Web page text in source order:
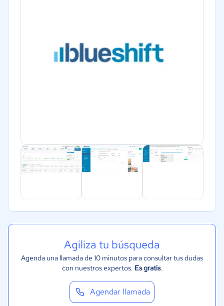
Agiliza tu búsqueda
Agenda una llamada de 10 minutos para consultar tus dudas
con nuestros expertos. Es gratis.
Agendar llamada